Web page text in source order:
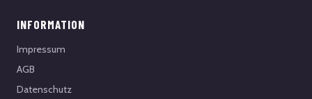
INFORMATION
Impressum
AGB
Datenschutz